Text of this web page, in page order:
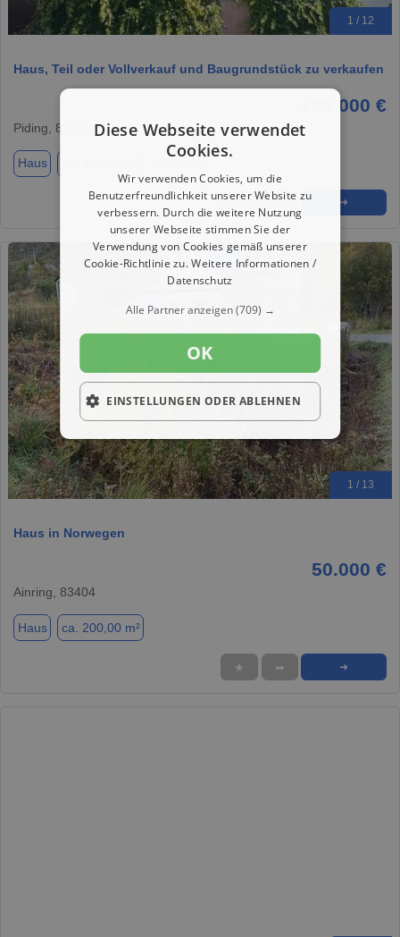
1 / 12
Haus, Teil oder Vollverkauf und Baugrundstück zu verkaufen
299.000 €
Piding, 83451
Haus
★ ➦ ➜
1 / 13
Haus in Norwegen
50.000 €
Ainring, 83404
Haus ca. 200,00 m²
★ ➦ ➜
Diese Webseite verwendet
Cookies.
Wir verwenden Cookies, um die
Benutzerfreundlichkeit unserer Website zu
verbessern. Durch die weitere Nutzung
unserer Webseite stimmen Sie der
Verwendung von Cookies gemäß unserer
Cookie-Richtlinie zu.Weitere Informationen /
Datenschutz
Alle Partner anzeigen(709) →
OK
EINSTELLUNGEN ODER ABLEHNEN